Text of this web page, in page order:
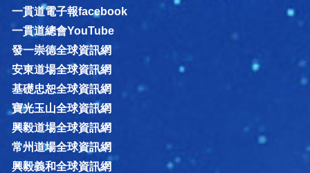
一貫道電子報facebook
一貫道總會YouTube
發一崇德全球資訊網
安東道場全球資訊網
基礎忠恕全球資訊網
寶光玉山全球資訊網
興毅道場全球資訊網
常州道場全球資訊網
興毅義和全球資訊網